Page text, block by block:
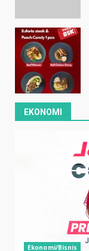
EKONOMI
Ekonomi/Bisnis